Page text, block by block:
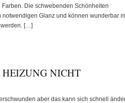
Die schwebenden Schönheiten
Glanz und können wunderbar
werden. […]
NICHT
aber das kann sich schnell